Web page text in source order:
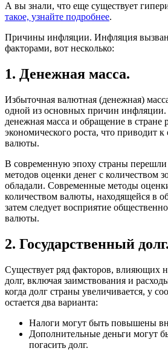
А вы знали, что еще существует
такое, узнайте подробнее.
Причины инфляции. Инфляция
факторами, вот несколько:
1. Денежная масса.
Избыточная валютная (денежная)
одной из основных причин инфляции.
денежная масса и обращение в стране
экономического роста, что приводит
валюты.
В современную эпоху страны
методов оценки денег с количеством
обладали. Современные методы
количеством валюты, находящейся в
затем следует восприятие
валюты.
2. Государственный долг.
Существует ряд факторов, влияющих
долг, включая заимствования и
когда долг страны увеличивается, у
остается два варианта:
Налоги могут быть повышены
Дополнительные деньги могут
погасить долг.